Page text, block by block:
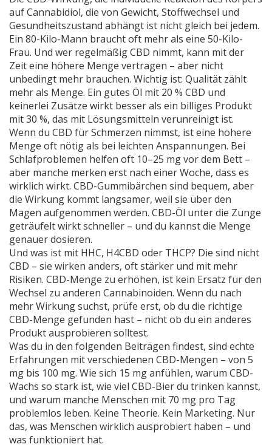
auf Cannabidiol, die von Gewicht, Stoffwechsel und
Gesundheitszustand abhängt ist nicht gleich bei jedem.
Ein 80-Kilo-Mann braucht oft mehr als eine 50-Kilo-
Frau. Und wer regelmäßig CBD nimmt, kann mit der
Zeit eine höhere Menge vertragen – aber nicht
unbedingt mehr brauchen. Wichtig ist: Qualität zählt
mehr als Menge. Ein gutes Öl mit 20 % CBD und
keinerlei Zusätze wirkt besser als ein billiges Produkt
mit 30 %, das mit Lösungsmitteln verunreinigt ist.
Wenn du CBD für Schmerzen nimmst, ist eine höhere
Menge oft nötig als bei leichten Anspannungen. Bei
Schlafproblemen helfen oft 10–25 mg vor dem Bett –
aber manche merken erst nach einer Woche, dass es
wirklich wirkt. CBD-Gummibärchen sind bequem, aber
die Wirkung kommt langsamer, weil sie über den
Magen aufgenommen werden. CBD-Öl unter die Zunge
geträufelt wirkt schneller – und du kannst die Menge
genauer dosieren.
Und was ist mit HHC, H4CBD oder THCP? Die sind nicht
CBD – sie wirken anders, oft stärker und mit mehr
Risiken. CBD-Menge zu erhöhen, ist kein Ersatz für den
Wechsel zu anderen Cannabinoiden. Wenn du nach
mehr Wirkung suchst, prüfe erst, ob du die richtige
CBD-Menge gefunden hast – nicht ob du ein anderes
Produkt ausprobieren solltest.
Was du in den folgenden Beiträgen findest, sind echte
Erfahrungen mit verschiedenen CBD-Mengen – von 5
mg bis 100 mg. Wie sich 15 mg anfühlen, warum CBD-
Wachs so stark ist, wie viel CBD-Bier du trinken kannst,
und warum manche Menschen mit 70 mg pro Tag
problemlos leben. Keine Theorie. Kein Marketing. Nur
das, was Menschen wirklich ausprobiert haben – und
was funktioniert hat.